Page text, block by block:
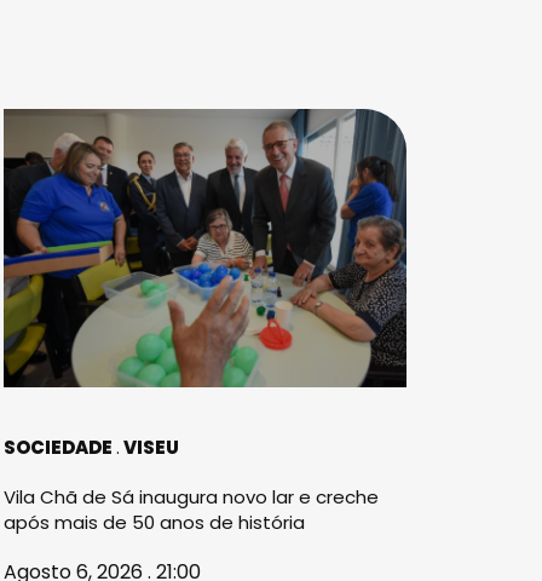
SOCIEDADE VISEU
Vila Chã de Sá inaugura novo lar e creche
após mais de 50 anos de história
Agosto 6, 2026 . 21:00